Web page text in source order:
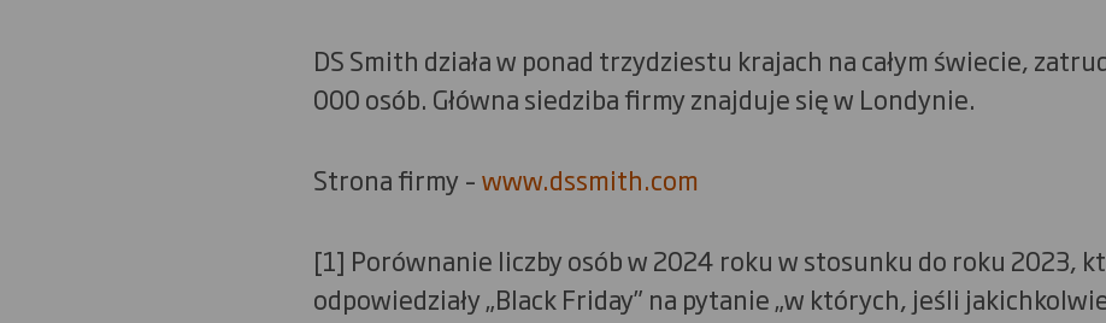
DS Smith działa w ponad trzydziestu krajach na całym świecie,
000 osób. Główna siedziba firmy znajduje się w Londynie.
Strona firmy –www.dssmith.com
[1] Porównanie liczby osób w 2024 roku w stosunku do roku 2023,
odpowiedziały „Black Friday” na pytanie „w których, jeśli